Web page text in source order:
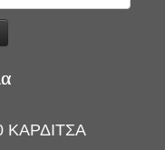
ΚΑΡΔΙΤΣΑ